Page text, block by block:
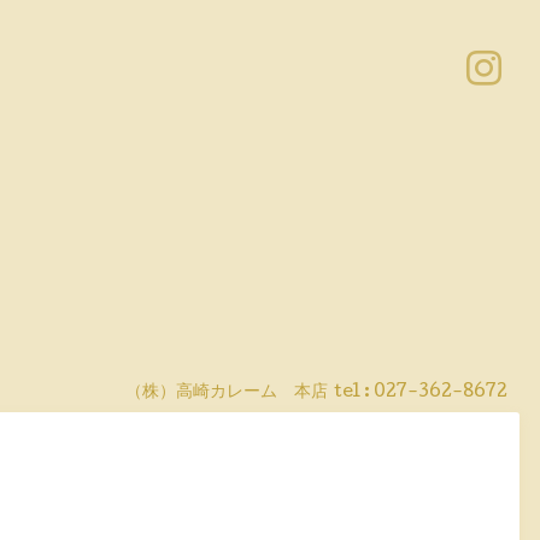
（株）高崎カレーム 本店 tel : 027-362-8672